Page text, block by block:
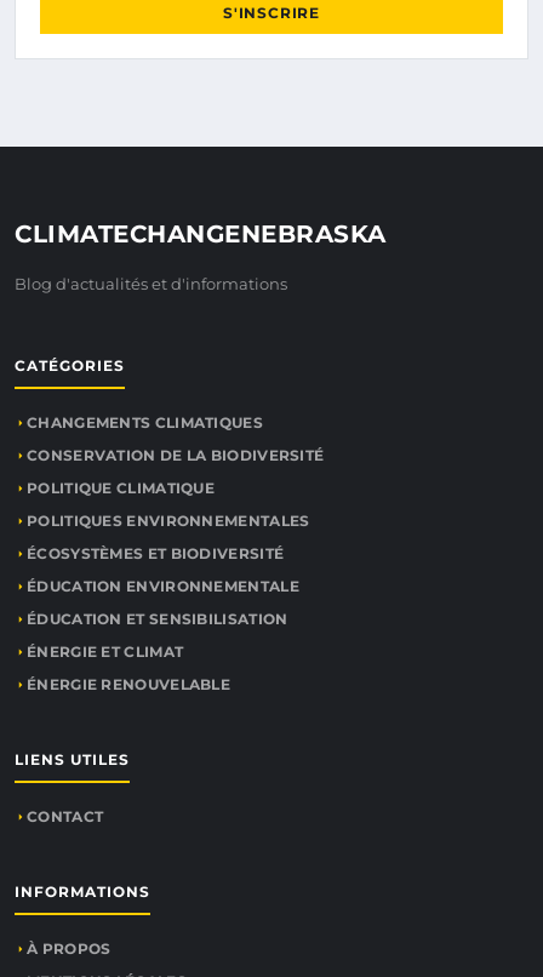
S'INSCRIRE
CLIMATECHANGENEBRASKA
Blog d'actualités et d'informations
CATÉGORIES
CHANGEMENTS CLIMATIQUES
CONSERVATION DE LA BIODIVERSITÉ
POLITIQUE CLIMATIQUE
POLITIQUES ENVIRONNEMENTALES
ÉCOSYSTÈMES ET BIODIVERSITÉ
ÉDUCATION ENVIRONNEMENTALE
ÉDUCATION ET SENSIBILISATION
ÉNERGIE ET CLIMAT
ÉNERGIE RENOUVELABLE
LIENS UTILES
CONTACT
INFORMATIONS
À PROPOS